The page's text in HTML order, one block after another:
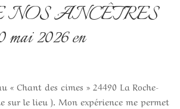
ANCÊTRES
2026 en
« Chant des cimes » 24490 La Roche-
sur le lieu ). Mon expérience me permet